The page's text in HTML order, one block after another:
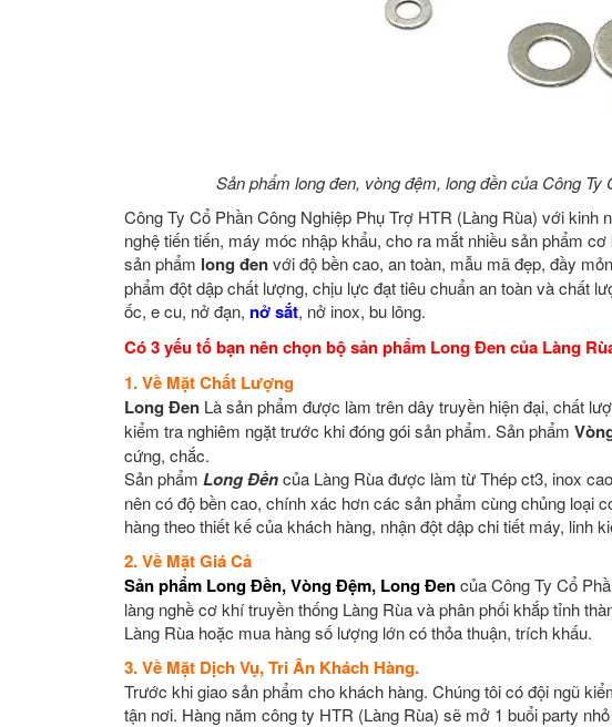
Sản phẩm long đen, vòng đệm, long đền của Công
Công Ty Cổ Phần Công Nghiệp Phụ Trợ HTR (Làng Rùa) với
nghệ tiến tiến, máy móc nhập khẩu, cho ra mắt nhiều sản phẩm
sản phẩm long đenvới độ bền cao, an toàn, mẫu mã đẹp, đầy
phẩm đột dập chất lượng, chịu lực đạt tiêu chuẩn an toàn và chất
ốc, e cu, nở đạn, nở sắt, nở inox, bu lông.
Có 3 yếu tố bạn nên chọn bộ sản phẩm Long Đencủa Làng
1. Về Mặt Chất Lượng
Long Đen Là sản phẩm được làm trên dây truyền hiện đại, chất
kiểm tra nghiêm ngặt trước khi đóng gói sản phẩm. Sản phẩm
cứng, chắc.
Sản phẩm Long Đềncủa Làng Rùa được làm từ Thép ct3, inox
nên có độ bền cao, chính xác hơn các sản phẩm cùng chủng loại
hàng theo thiết kế của khách hàng, nhận đột dập chi tiết máy, linh
2. Về Mặt Giá Cả
Sản phẩm Long Đền, Vòng Đệm, Long Đencủa Công Ty Cổ
làng nghề cơ khí truyền thống Làng Rùa và phân phối khắp tỉnh
Làng Rùa hoặc mua hàng số lượng lớn có thỏa thuận, trích khấu.
3. Về Mặt Dịch Vụ, Tri Ân Khách Hàng.
Trước khi giao sản phẩm cho khách hàng. Chúng tôi có đội ngũ
tận nơi. Hàng năm công ty HTR (Làng Rùa) sẽ mở 1 buổi party